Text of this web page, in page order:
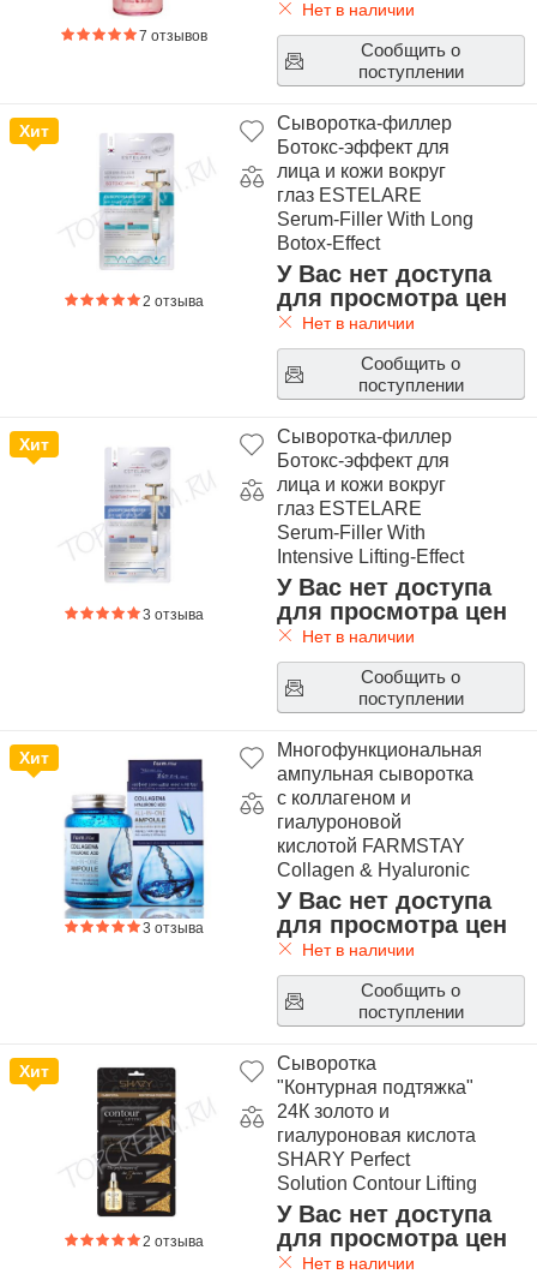
7 отзывов
Нет в наличии
Сообщить о
поступлении
2 отзыва
Хит
Сыворотка-филлер
Ботокс-эффект для
лица и кожи вокруг
глаз ESTELARE
Serum-Filler With Long
Botox-Effect
У Вас нет доступа
для просмотра цен
Нет в наличии
Сообщить о
поступлении
3 отзыва
Хит
Сыворотка-филлер
Ботокс-эффект для
лица и кожи вокруг
глаз ESTELARE
Serum-Filler With
Intensive Lifting-Effect
У Вас нет доступа
для просмотра цен
Нет в наличии
Сообщить о
поступлении
3 отзыва
Хит
Многофункциональная
ампульная сыворотка
с коллагеном и
гиалуроновой
кислотой FARMSTAY
Collagen & Hyaluronic
Acid All-In-One
Ampoule
У Вас нет доступа
для просмотра цен
Нет в наличии
Сообщить о
поступлении
2 отзыва
Хит
Сыворотка
"Контурная подтяжка"
24К золото и
гиалуроновая кислота
SHARY Perfect
Solution Contour Lifting
24K Gold & Hyaluronic
Acid
У Вас нет доступа
для просмотра цен
Нет в наличии